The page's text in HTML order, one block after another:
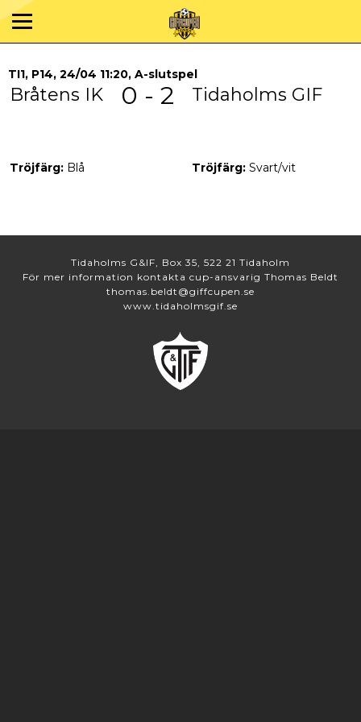
TI1, P14, 24/04 11:20, A-slutspel
Bråtens IK 0 - 2 Tidaholms GIF
Tröjfärg: Blå Tröjfärg: Svart/vit
Tidaholms G&IF, Box 35, 522 21 Tidaholm
För mer information kontakta cup-ansvarig Thomas Beldt
thomas.beldt@giffcupen.se
www.tidaholmsgif.se